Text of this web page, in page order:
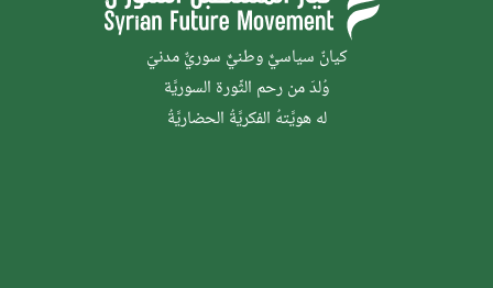
كيانٌ سياسيٌّ وطنيٌّ سوريٌّ مدنيّ
وُلدَ من رحم الثَّورة السوريَّة
له هويَّتهُ الفكريَّةُ الحضاريَّةُ